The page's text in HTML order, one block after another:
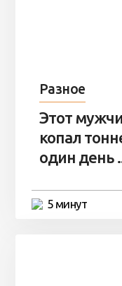
Разное
Этот
копал
один день
5 минут